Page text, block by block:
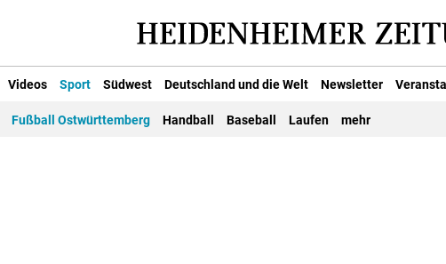
Videos Sport Südwest Deutschland und die Welt Newsletter
Fußball Ostwürttemberg Handball Baseball Laufen mehr